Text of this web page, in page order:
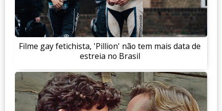
Filme gay fetichista, 'Pillion' não tem mais data de
estreia no Brasil